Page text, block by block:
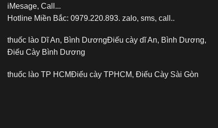
iMesage, Call...
Hotline Miền Bắc: 0979.220.893. zalo, sms, call..
thuốc lào Dĩ An, Bình DươngĐiếu cày dĩ An, Bình Dương,
Điếu Cày Bình Dương
thuốc lào TP HCMĐiếu cày TPHCM, Điếu Cày Sài Gòn